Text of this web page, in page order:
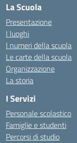
La Scuola
Presentazione
I luoghi
I numeri della scuola
Le carte della scuola
Organizzazione
La storia
I Servizi
Personale scolastico
Famiglie e studenti
Percorsi di studio